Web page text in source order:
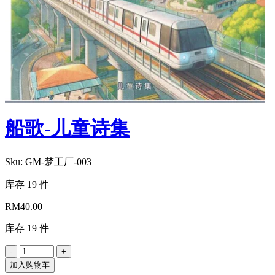
船歌-儿童诗集
Sku: GM-梦工厂-003
库存 19 件
RM40.00
库存 19 件
加入购物车